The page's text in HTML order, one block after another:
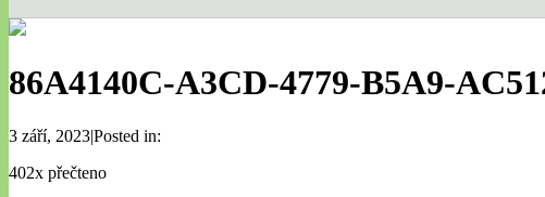
86A4140C-A3CD-4779-B5A9-
3 září, 2023|Posted in:
402x přečteno